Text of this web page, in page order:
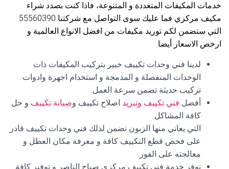
خدمات المكيفات المتعددة و المتنوعة، فاذا كنت بصدد شراء
مكيف مركزي فما عليك سوى التواصل مع شركتنا 55560390
التي ستضمن لكم توريد مكيفات من افضل الانواع العالمية و
ارخص الاسعار أيضا.
لدينا فني وحدات تكييف خبير بتركيب المكيفات ذات
الوحدات المنفصلة و المدمجة و استخدام اجهزة وادوات
تركيب حديثة تضمن سرعة العمل.
أفضل فني تكييف وتبريد اصلاح تكييف وصيانة تكييف و حل
كافة المشاكل
التي يعاني منها الزبون نضمن لذلك فني وحدات تكييف قادر
على فحص قطع التكييف كافة و معرفة مكان العطل و
معالجته على الفور.
نوفر خدمة فني تكييف مركزي صباح الناصر و توفير كافة